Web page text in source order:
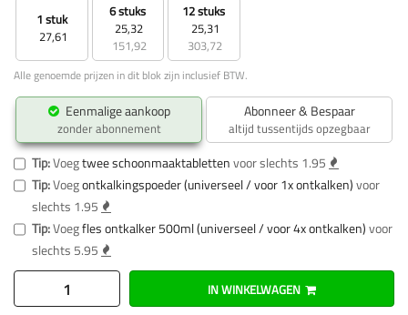
1 stuk
27,61
6 stuks
25,32
151,92
12 stuks
25,31
303,72
Alle genoemde prijzen in dit blok zijn inclusief BTW.
Eenmalige aankoop
zonder abonnement
Abonneer & Bespaar
altijd tussentijds opzegbaar
Tip:Voegtwee schoonmaaktablettenvoor slechts 1.95
Tip:Voegontkalkingspoeder (universeel / voor 1x ontkalken)voor
slechts 1.95
Tip:Voegfles ontkalker 500ml (universeel / voor 4x ontkalken)voor
slechts 5.95
IN WINKELWAGEN